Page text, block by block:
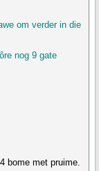
om verder in die
nog 9 gate
bome met pruime.